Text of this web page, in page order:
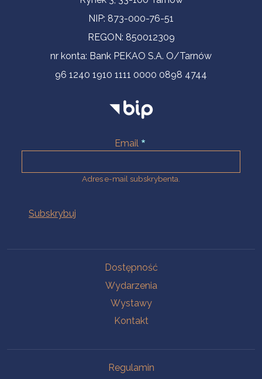
NIP: 873-000-76-51
REGON: 850012309
nr konta: Bank PEKAO S.A. O/Tarnów
96 1240 1910 1111 0000 0898 4744
Email
Adres e-mail subskrybenta.
Dostępność
Wydarzenia
Wystawy
Kontakt
Regulamin